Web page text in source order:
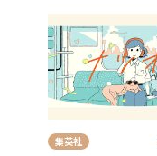
集英社